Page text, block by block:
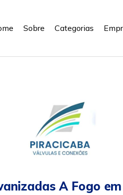
Sobre Categorias
A Fogo